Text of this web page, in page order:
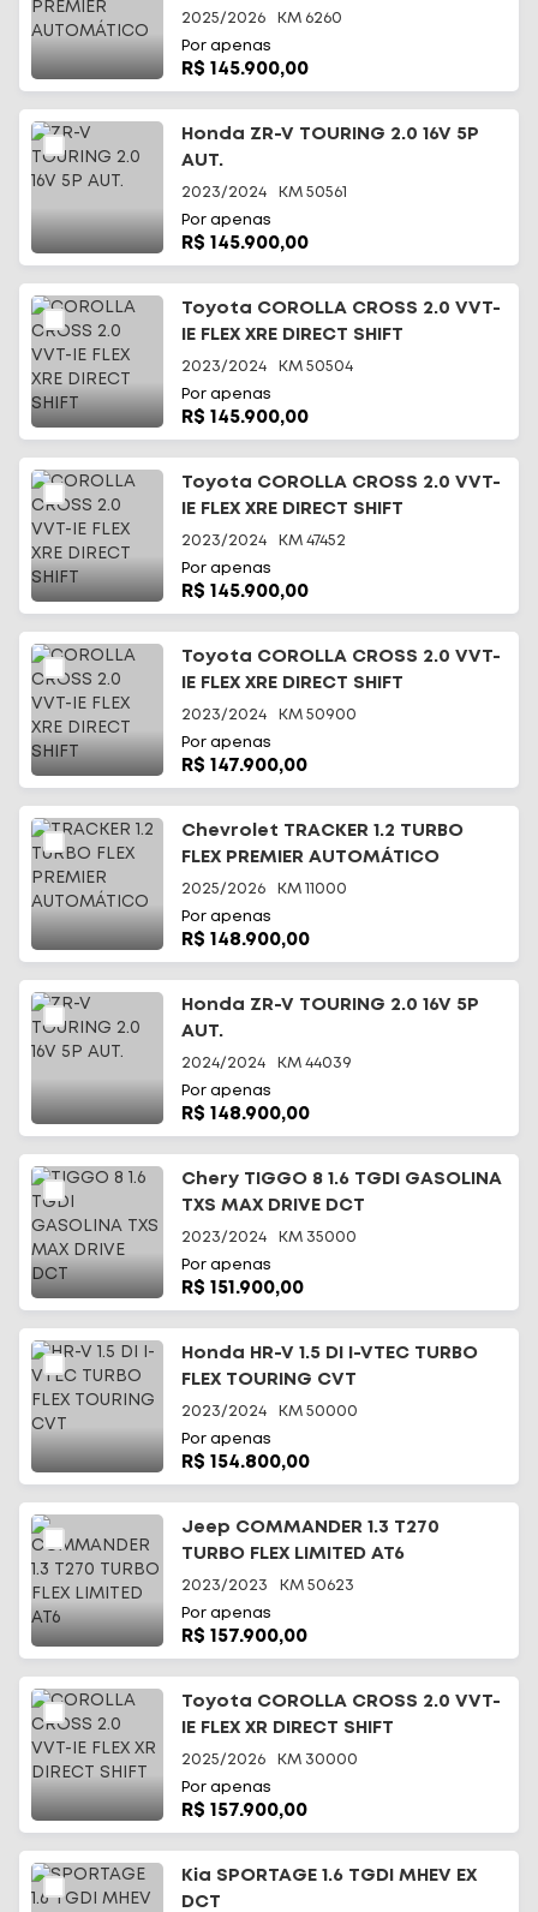
2025/2026 KM 6260
Por apenas
R$ 145.900,00
Honda ZR-V TOURING 2.0 16V 5P
AUT.
2023/2024 KM 50561
Por apenas
R$ 145.900,00
Toyota COROLLA CROSS 2.0 VVT-
IE FLEX XRE DIRECT SHIFT
2023/2024 KM 50504
Por apenas
R$ 145.900,00
Toyota COROLLA CROSS 2.0 VVT-
IE FLEX XRE DIRECT SHIFT
2023/2024 KM 47452
Por apenas
R$ 145.900,00
Toyota COROLLA CROSS 2.0 VVT-
IE FLEX XRE DIRECT SHIFT
2023/2024 KM 50900
Por apenas
R$ 147.900,00
Chevrolet TRACKER 1.2 TURBO
FLEX PREMIER AUTOMÁTICO
2025/2026 KM 11000
Por apenas
R$ 148.900,00
Honda ZR-V TOURING 2.0 16V 5P
AUT.
2024/2024 KM 44039
Por apenas
R$ 148.900,00
Chery TIGGO 8 1.6 TGDI GASOLINA
TXS MAX DRIVE DCT
2023/2024 KM 35000
Por apenas
R$ 151.900,00
Honda HR-V 1.5 DI I-VTEC TURBO
FLEX TOURING CVT
2023/2024 KM 50000
Por apenas
R$ 154.800,00
Jeep COMMANDER 1.3 T270
TURBO FLEX LIMITED AT6
2023/2023 KM 50623
Por apenas
R$ 157.900,00
Toyota COROLLA CROSS 2.0 VVT-
IE FLEX XR DIRECT SHIFT
2025/2026 KM 30000
Por apenas
R$ 157.900,00
Kia SPORTAGE 1.6 TGDI MHEV EX
DCT